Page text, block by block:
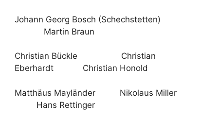
Johann Georg Bosch (Schechstetten)
Martin Braun
Christian Bückle Christian
Eberhardt Christian Honold
Matthäus Mayländer Nikolaus Miller
Hans Rettinger